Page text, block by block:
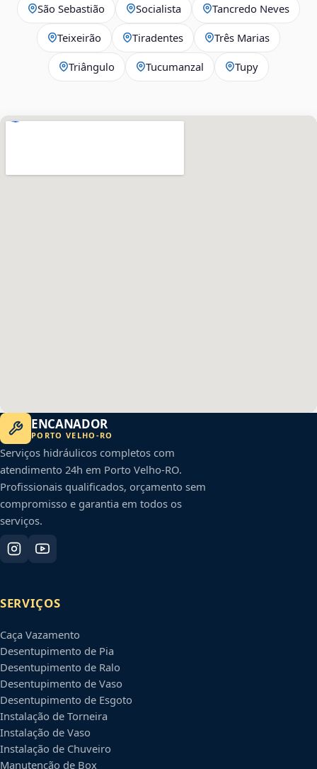
São Sebastião Socialista Tancredo Neves
Teixeirão Tiradentes Três Marias
Triângulo Tucumanzal Tupy
ENCANADOR
PORTO VELHO -RO
Serviços hidráulicos completos com
atendimento 24h em Porto Velho-RO.
Profissionais qualificados, orçamento sem
compromisso e garantia em todos os
serviços.
SERVIÇOS
Caça Vazamento
Desentupimento de Pia
Desentupimento de Ralo
Desentupimento de Vaso
Desentupimento de Esgoto
Instalação de Torneira
Instalação de Vaso
Instalação de Chuveiro
Manutenção de Box